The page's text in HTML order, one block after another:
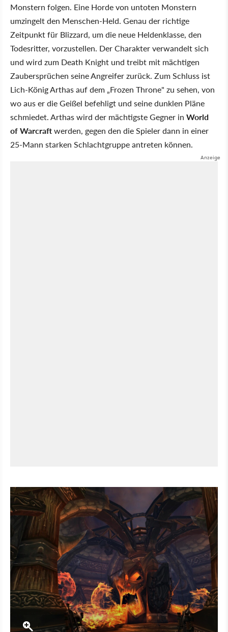
Monstern folgen. Eine Horde von untoten Monstern
umzingelt den Menschen-Held. Genau der richtige
Zeitpunkt für Blizzard, um die neue Heldenklasse, den
Todesritter, vorzustellen. Der Charakter verwandelt sich
und wird zum Death Knight und treibt mit mächtigen
Zaubersprüchen seine Angreifer zurück. Zum Schluss ist
Lich-König Arthas auf dem „Frozen Throne" zu sehen, von
wo aus er die Geißel befehligt und seine dunklen Pläne
schmiedet. Arthas wird der mächtigste Gegner in World
of Warcraftwerden, gegen den die Spieler dann in einer
25-Mann starken Schlachtgruppe antreten können.